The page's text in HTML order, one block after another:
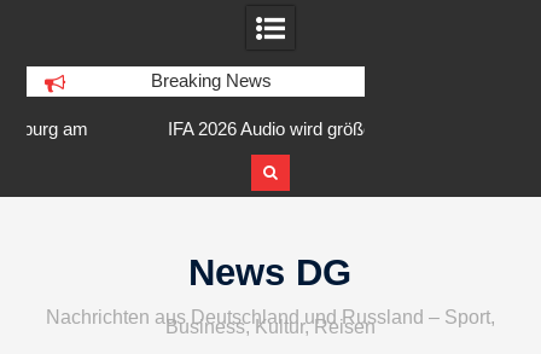
Breaking News
IFA 2026 Audio wird größer,
internationaler und vielfältiger
News DG
Nachrichten aus Deutschland und Russland – Sport,
Business, Kultur, Reisen